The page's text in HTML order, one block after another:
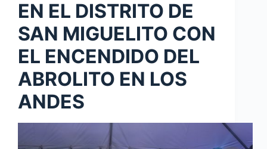
EN EL DISTRITO DE
SAN MIGUELITO CON
EL ENCENDIDO DEL
ABROLITO EN LOS
ANDES